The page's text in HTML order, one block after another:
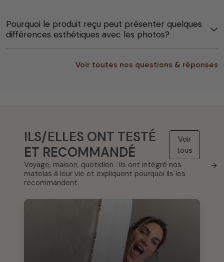
Pourquoi le produit reçu peut présenter quelques
différences esthétiques avec les photos?
Voir toutes nos questions & réponses
ILS/ELLES ONT TESTÉ
ET RECOMMANDÉ
Voir
tous
→
Voyage, maison, quotidien : ils ont intégré nos
matelas à leur vie et expliquent pourquoi ils les
recommandent.